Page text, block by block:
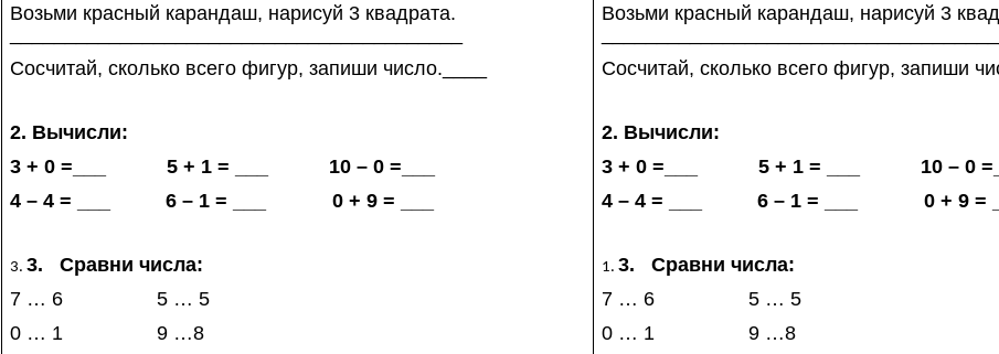
Возьми красный карандаш, нарисуй 3 квадрата.
Сосчитай, сколько всего фигур, запиши число.____
2. Вычисли:
3 + 0 =___ 5 + 1 = ___ 10 – 0 =___
4 – 4 = ___ 6 – 1 = ___ 0 + 9 = ___
3. Сравни числа:
7 … 6 5 … 5
0 … 1 9 …8
Возьми красный карандаш, нарисуй 3
Сосчитай, сколько всего фигур, запиши
2. Вычисли:
3 + 0 =___ 5 + 1 = ___ 10 – 0
4 – 4 = ___ 6 – 1 = ___ 0 + 9 =
3. Сравни числа:
7 … 6 5 … 5
0 … 1 9 …8